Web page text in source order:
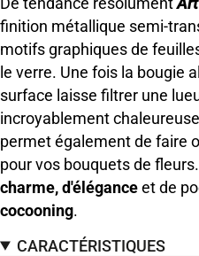
finition métallique semi-
motifs graphiques de
le verre. Une fois la bougie
surface laisse filtrer une
incroyablement
permet également de faire
pour vos bouquets de
charme, d'éléganceet de
cocooning.
CARACTÉRISTIQUES